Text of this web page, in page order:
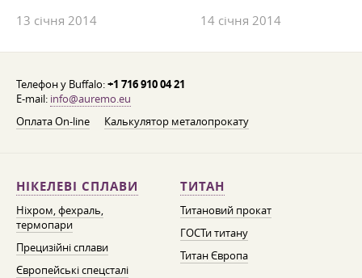
13 січня 2014 14 січня 2014
Телефон у Buffalo:+1 716 910 04 21
E-mail: info@auremo.eu
Оплата On-line
Калькулятор металопрокату
НІКЕЛЕВІ СПЛАВИ
Ніхром, фехраль,
термопари
Прецизійні сплави
Європейські спецсталі
ТИТАН
Титановий прокат
ГОСТи титану
Титан Європа